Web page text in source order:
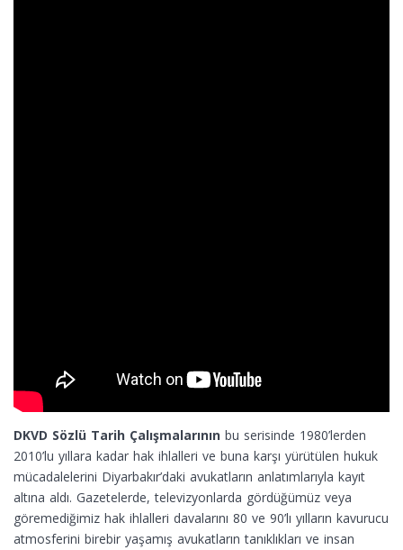
DKVD Sözlü Tarih Çalışmalarının bu serisinde 1980’lerden
2010’lu yıllara kadar hak ihlalleri ve buna karşı yürütülen hukuk
mücadalelerini Diyarbakır’daki avukatların anlatımlarıyla kayıt
altına aldı. Gazetelerde, televizyonlarda gördüğümüz veya
göremediğimiz hak ihlalleri davalarını 80 ve 90’lı yılların kavurucu
atmosferini birebir yaşamış avukatların tanıklıkları ve insan